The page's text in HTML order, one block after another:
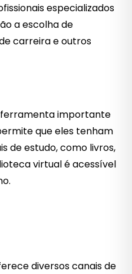
especializados
a escolha de
carreira e outros
importante
que eles tenham
de estudo, como livros,
virtual é acessível
diversos canais de